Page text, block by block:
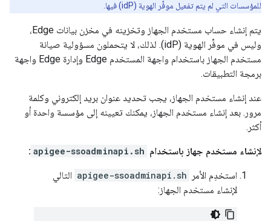
للمؤسسات التي لم يتم تفعيل موفِّر الهوية (idP) فيها.
يتم إنشاء حساب مستخدم الجهاز وتخزينه في مخزن بيانات Edge،
وليس في موفِّر الهوية (idP). لذلك، لا يتحملون مسؤولية صيانة
مستخدم الجهاز باستخدام واجهة المستخدم Edge وإدارة Edge واجهة
برمجة التطبيقات.
عند إنشاء مستخدم الجهاز، يجب تحديد عنوان بريد إلكتروني وكلمة
مرور. بعد إنشاء مستخدم الجهاز، يمكنك تعيينه إلى مؤسسة واحدة أو
أكثر.
لإنشاء مستخدم جهاز باستخدام apigee-ssoadminapi.sh
:
استخدِم الأمر apigee-ssoadminapi.sh التالي
لإنشاء مستخدم الجهاز: